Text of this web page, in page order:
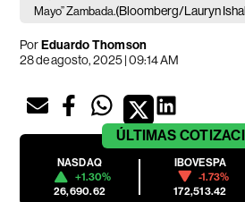
Mayo” Zambada.(Bloomberg/Lauryn
PorEduardo Thomson
28 de agosto, 2025 | 09:14 AM
ÚLTIMAS
NASDAQ
+1.30%
26,690.62
IBOVESPA
-1.73%
172,513.42